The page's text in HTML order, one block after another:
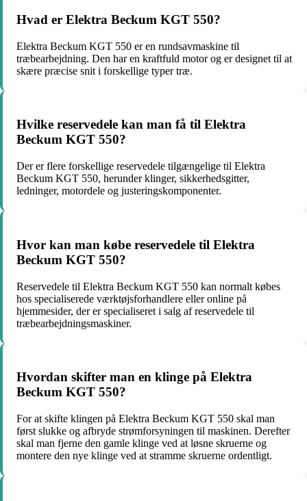
Hvad er Elektra Beckum KGT 550?
Elektra Beckum KGT 550 er en rundsavmaskine til
træbearbejdning. Den har en kraftfuld motor og er designet til at
skære præcise snit i forskellige typer træ.
Hvilke reservedele kan man få til Elektra
Beckum KGT 550?
Der er flere forskellige reservedele tilgængelige til Elektra
Beckum KGT 550, herunder klinger, sikkerhedsgitter,
ledninger, motordele og justeringskomponenter.
Hvor kan man købe reservedele til Elektra
Beckum KGT 550?
Reservedele til Elektra Beckum KGT 550 kan normalt købes
hos specialiserede værktøjsforhandlere eller online på
hjemmesider, der er specialiseret i salg af reservedele til
træbearbejdningsmaskiner.
Hvordan skifter man en klinge på Elektra
Beckum KGT 550?
For at skifte klingen på Elektra Beckum KGT 550 skal man
først slukke og afbryde strømforsyningen til maskinen. Derefter
skal man fjerne den gamle klinge ved at løsne skruerne og
montere den nye klinge ved at stramme skruerne ordentligt.